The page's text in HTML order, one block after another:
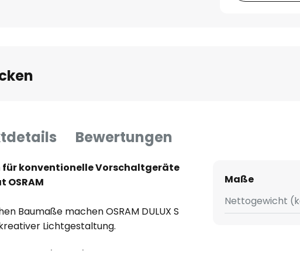
Bewertungen
für konventionelle Vorschaltgeräte
OSRAM
Baumaße machen OSRAM DULUX S
Lichtgestaltung.
nur 1/4 bis 1/3 Stromverbrauch
Maße
Nettogewicht